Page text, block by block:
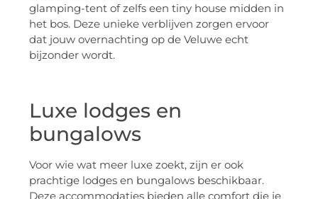
glamping-tent of zelfs een tiny house midden in
het bos. Deze unieke verblijven zorgen ervoor
dat jouw overnachting op de Veluwe echt
bijzonder wordt.
Luxe lodges en
bungalows
Voor wie wat meer luxe zoekt, zijn er ook
prachtige lodges en bungalows beschikbaar.
Deze accommodaties bieden alle comfort die je